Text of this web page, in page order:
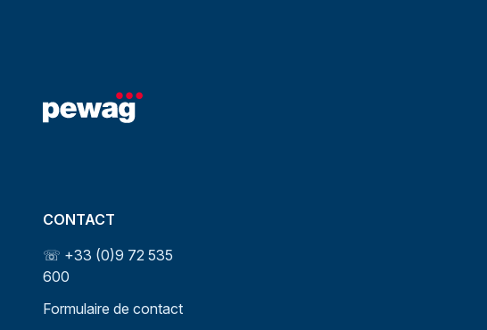
CONTACT
☏ +33 (0)9 72 535
600
Formulaire de contact